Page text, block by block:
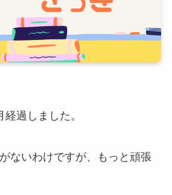
過しました。
ないわけですが、もっと頑張